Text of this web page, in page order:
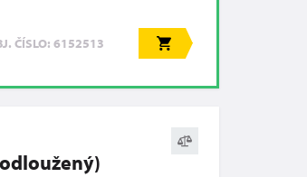
ČÍSLO: 6152513